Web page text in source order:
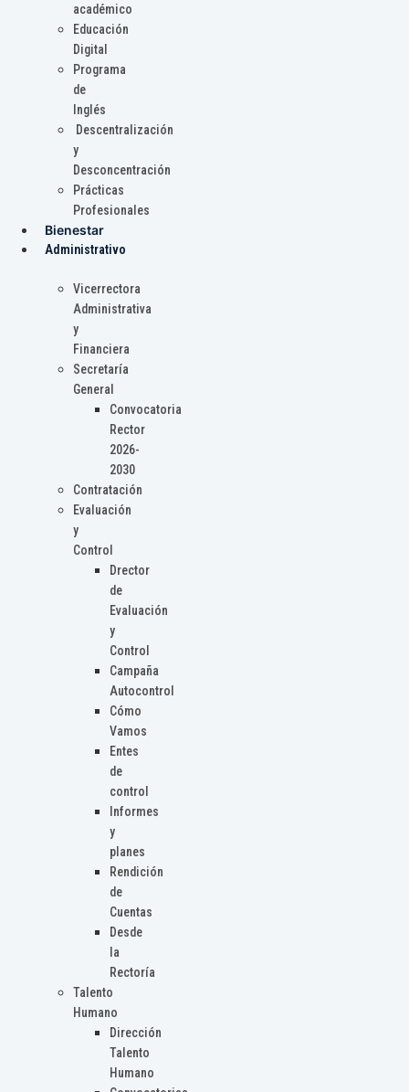
académico
Educación
Digital
Programa
de
Inglés
Descentralización
y
Desconcentración
Prácticas
Profesionales
Bienestar
Administrativo
Vicerrectora
Administrativa
y
Financiera
Secretaría
General
Convocatoria
Rector
2026-
2030
Contratación
Evaluación
y
Control
Drector
de
Evaluación
y
Control
Campaña
Autocontrol
Cómo
Vamos
Entes
de
control
Informes
y
planes
Rendición
de
Cuentas
Desde
la
Rectoría
Talento
Humano
Dirección
Talento
Humano